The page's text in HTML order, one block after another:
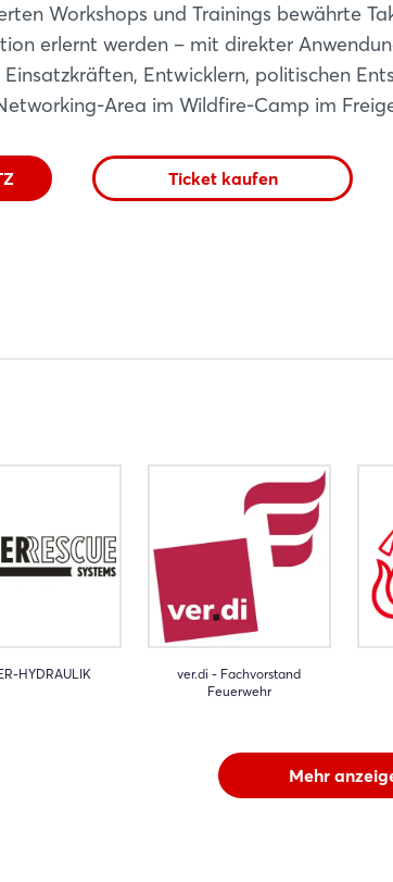
Workshops und Trainings bewährte
erlernt werden – mit direkter
Entwicklern, politischen
Area im Wildfire-Camp im
Ticket kaufen
HYDRAULIK
ver.di - Fachvorstand
Feuerwehr
Mehr